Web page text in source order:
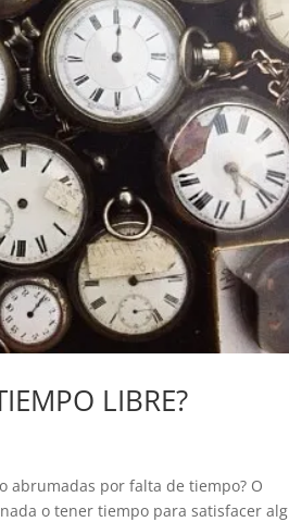
LIBRE?
abrumadas por falta de tiempo? O
o tener tiempo para satisfacer